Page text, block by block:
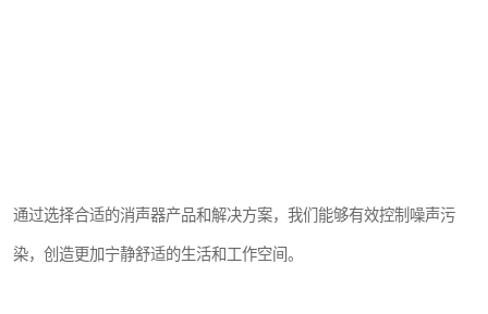
通过选择合适的消声器产品和解决方案，我们能够有效控制噪声污
染，创造更加宁静舒适的生活和工作空间。